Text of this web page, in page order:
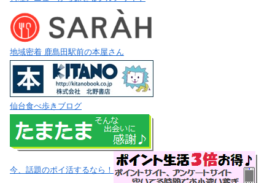
地域密着 鹿島田駅前の本屋さん
仙台食べ歩きブログ
今、話題のポイ活するなら！